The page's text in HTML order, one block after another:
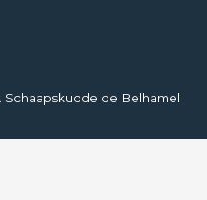
Schaapskudde de Belhamel